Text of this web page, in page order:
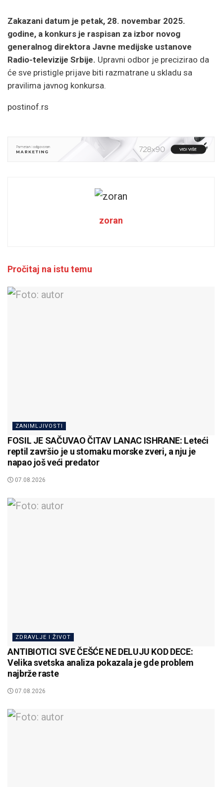
Zakazani datum je petak, 28. novembar 2025.
godine, a konkurs je raspisan za izbor novog
generalnog direktora Javne medijske ustanove
Radio-televizije Srbije. Upravni odbor je precizirao da
će sve pristigle prijave biti razmatrane u skladu sa
pravilima javnog konkursa.
postinof.rs
zoran
Pročitaj na istu temu
ZANIMLJIVOSTI
FOSIL JE SAČUVAO ČITAV LANAC ISHRANE: Leteći
reptil završio je u stomaku morske zveri, a nju je
napao još veći predator
07.08.2026
ZDRAVLJE I ŽIVOT
ANTIBIOTICI SVE ČEŠĆE NE DELUJU KOD DECE:
Velika svetska analiza pokazala je gde problem
najbrže raste
07.08.2026